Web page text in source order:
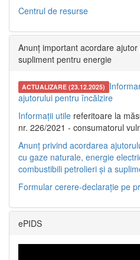
Centrul de resurse
Anunț important acordare
supliment pentru energie
ACTUALIZARE (23.12.2025)
ajutorului pentru încălzire
Informații utile referitoare la
nr. 226/2021 - consumatorul
Anunț privind acordarea
cu gaze naturale, energie
combustibili petrolieri și a
Formular cerere-declarație pe
ePIDS